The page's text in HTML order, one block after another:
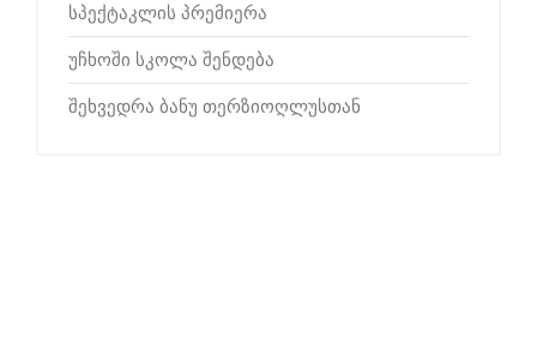
სპექტაკლის პრემიერა
უჩხოში სკოლა შენდება
შეხვედრა ბანუ თერზიოღლუსთან